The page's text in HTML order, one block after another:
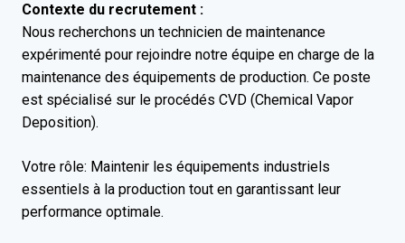
Contexte du recrutement :
Nous recherchons un technicien de maintenance
expérimenté pour rejoindre notre équipe en charge de la
maintenance des équipements de production. Ce poste
est spécialisé sur le procédés CVD (Chemical Vapor
Deposition).
Votre rôle: Maintenir les équipements industriels
essentiels à la production tout en garantissant leur
performance optimale.